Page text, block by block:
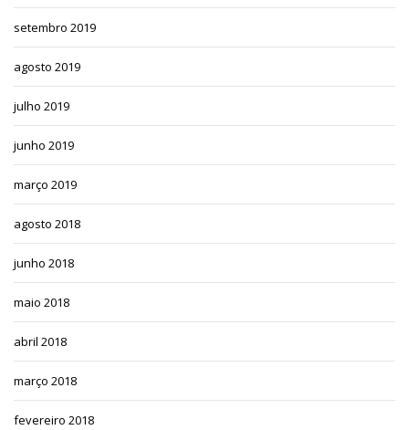
setembro 2019
agosto 2019
julho 2019
junho 2019
março 2019
agosto 2018
junho 2018
maio 2018
abril 2018
março 2018
fevereiro 2018